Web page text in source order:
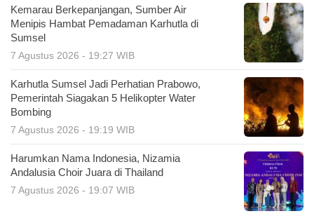
Kemarau Berkepanjangan, Sumber Air
Menipis Hambat Pemadaman Karhutla di
Sumsel
7 Agustus 2026 - 19:27 WIB
Karhutla Sumsel Jadi Perhatian Prabowo,
Pemerintah Siagakan 5 Helikopter Water
Bombing
7 Agustus 2026 - 19:19 WIB
Harumkan Nama Indonesia, Nizamia
Andalusia Choir Juara di Thailand
7 Agustus 2026 - 19:07 WIB